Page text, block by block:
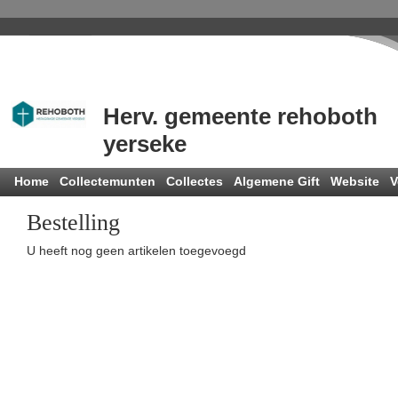
Herv. gemeente rehoboth
yerseke
Home Collectemunten Collectes Algemene Gift Website
Bestelling
U heeft nog geen artikelen toegevoegd